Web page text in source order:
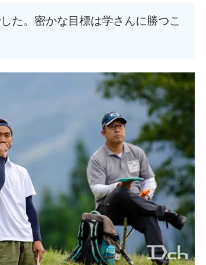
た。密かな目標は学さんに勝つこ